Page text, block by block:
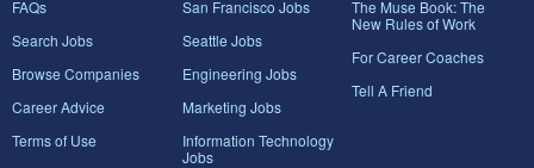
FAQs
Search Jobs
Browse Companies
Career Advice
Terms of Use
San Francisco Jobs
Seattle Jobs
Engineering Jobs
Marketing Jobs
Information Technology
Jobs
The Muse Book: The
New Rules of Work
For Career Coaches
Tell A Friend